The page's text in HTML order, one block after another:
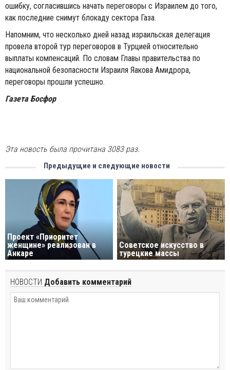
ошибку, согласившись начать переговоры с Израилем до того,
как последние снимут блокаду сектора Газа.
Напомним, что несколько дней назад израильская делегация
провела второй тур переговоров в Турцией относительно
выплаты компенсаций. По словам Главы правительства по
национальной безопасности Израиля Яакова Амидрора,
переговоры прошли успешно.
Газета Босфор
Эта новость была прочитана 3083 раз.
Предыдущие и следующие новости
Проект «Приоритет
женщине» реализован в
Анкаре
Советское искусство в
турецкие массы
НОВОСТИ Добавить комментарий